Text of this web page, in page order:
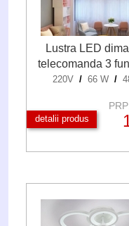
Lustra LED
telecomanda 3
220V / 66 W /
detalii produs